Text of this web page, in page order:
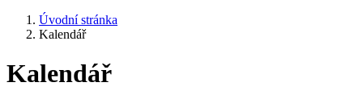
Úvodní stránka
Kalendář
Kalendář